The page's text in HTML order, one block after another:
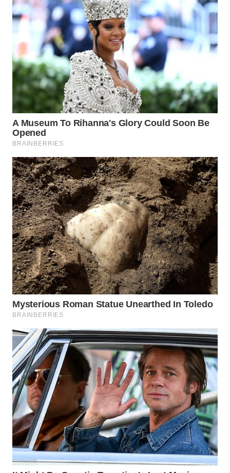
WN
LABUANBAJO
WN
BORNEO
Wahana
Media
Group
WAHANA
NEWS
WAHANA
TANI
WAHANA
ADVOKAT
WAHANA
INFRASTRUKTUR
WAHANA
KONSUMEN
LISTRIK
WAHANA
TRAVEL
WAHANA
TV
WAHANANEWS
ID